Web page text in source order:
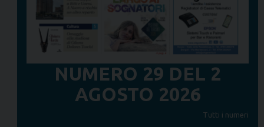
NUMERO 29 DEL 2
AGOSTO 2026
Tutti i numeri